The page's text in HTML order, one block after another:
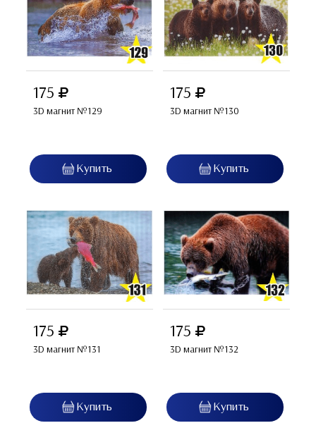
175
3D магнит №129
175
3D магнит №130
175
3D магнит №131
175
3D магнит №132